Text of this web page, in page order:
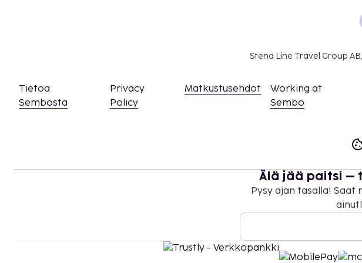
Kansallisten määräysten vuoksi käteismaksut eivät voi ylittää 5000
asiasta ottamalla yhteyttä majoituspaikkaan varausvahvistuksessa
käyttävät vanhemman tai huoltajan huoneessa olevia sänkyjä.
Vain sisäänkirjautuneet asiakkaat saavat oleskella huoneissa.
Kontaktiton sisäänkirjautuminen ja kontaktiton uloskirjautuminen
Stena Line Travel Group
Tietoa
Sembosta
Privacy
Policy
Matkustusehdot
Working at
Sembo
Älä jää paitsi –
Pysy ajan tasalla!